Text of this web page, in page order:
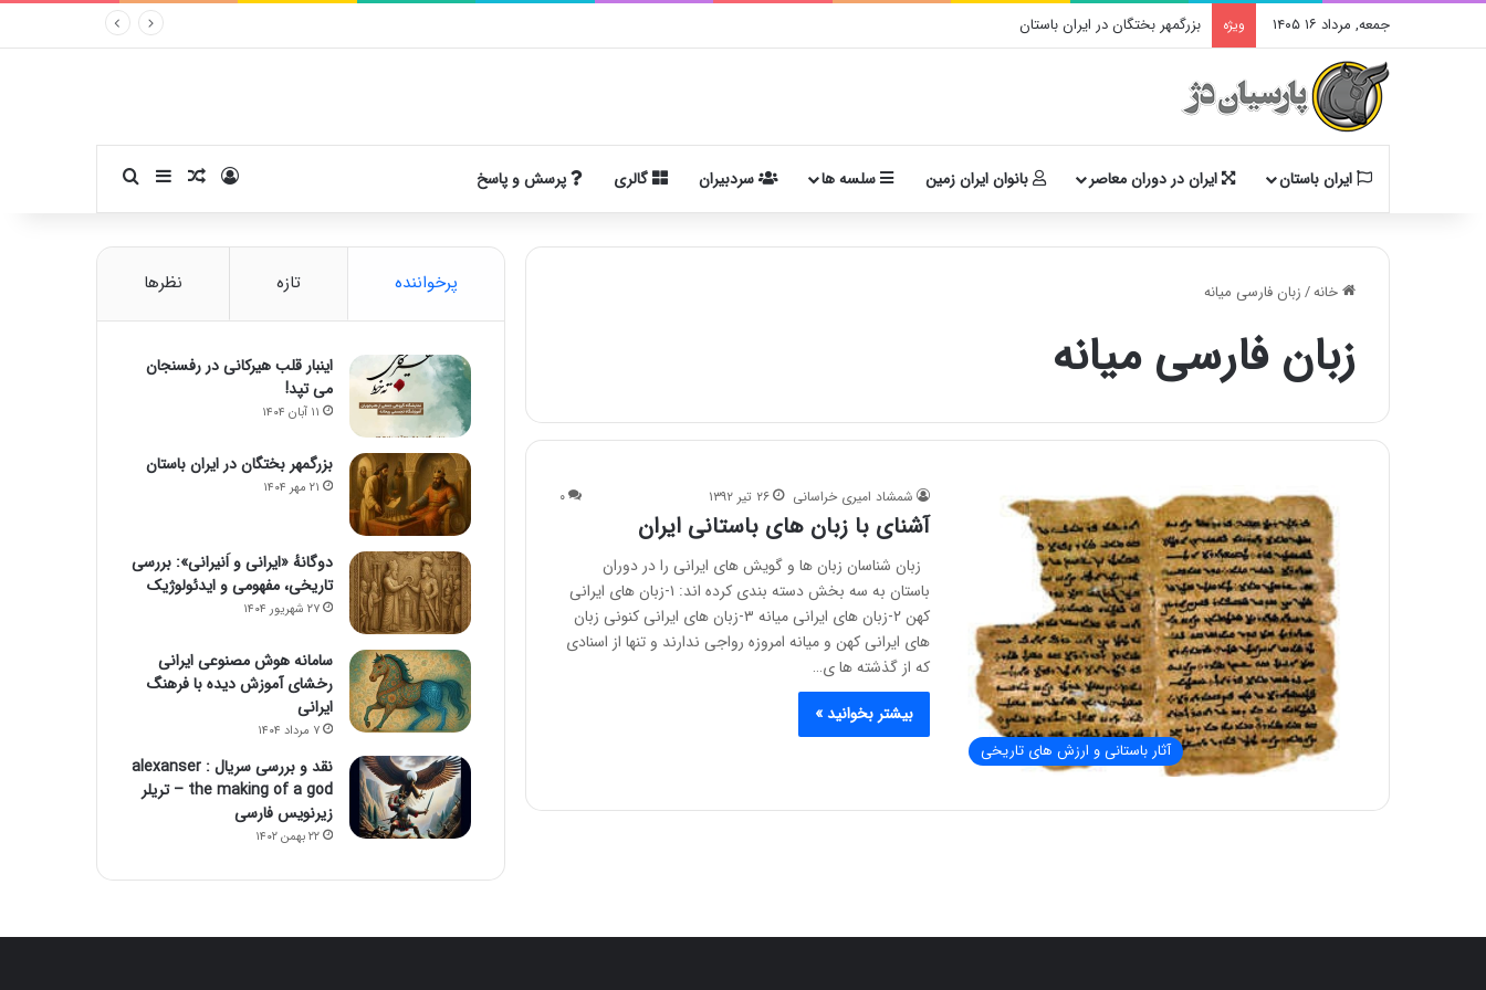
جمعه, مرداد ۱۶ ۱۴۰۵ ویژه بزرگمهر بختگان در ایران باستان
ایران باستان ایران در دوران معاصر بانوان ایران زمین سلسه ها سردبیران گالری پرسش و پاسخ ورودنوشته تصادفی
سایدبارجستجو برای
خانه/زبان فارسی میانه
زبان فارسی میانه
آثار باستانی و ارزش های تاریخی
شمشاد امیری خراسانی ۲۶ تیر ۱۳۹۲ ۰
آشنای با زبان های باستانی ایران
زبان شناسان زبان ها و گویش های ایرانی را در دوران
باستان به سه بخش دسته بندی کرده اند: ۱-زبان های ایرانی
کهن ۲-زبان های ایرانی میانه ۳-زبان های ایرانی کنونی زبان
های ایرانی کهن و میانه امروزه رواجی ندارند و تنها از اسنادی
که از گذشته ها ی…
بیشتر بخوانید »
پرخواننده تازه نظرها
اینبار قلب هیرکانی در رفسنجان
می تپد!
۱۱ آبان ۱۴۰۴
بزرگمهر بختگان در ایران باستان
۲۱ مهر ۱۴۰۴
دوگانهٔ «ایرانی و اَنیرانی»: بررسی
تاریخی، مفهومی و ایدئولوژیک
۲۷ شهریور ۱۴۰۴
سامانه هوش مصنوعی ایرانی
رخشای آموزش دیده با فرهنگ
ایرانی
۷ مرداد ۱۴۰۴
نقد و بررسی سریال alexanser :
the making of a god – تریلر
زیرنویس فارسی
۲۲ بهمن ۱۴۰۲